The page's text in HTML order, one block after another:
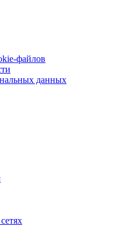
файлов
данных